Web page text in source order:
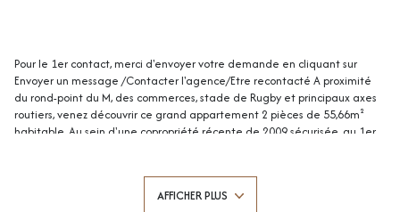
Pour le 1er contact, merci d'envoyer votre demande en cliquant sur
Envoyer un message /Contacter l'agence/Etre recontacté A proximité
du rond-point du M, des commerces, stade de Rugby et principaux axes
routiers, venez découvrir ce grand appartement 2 pièces de 55,66m²
habitable. Au sein d'une copropriété récente de 2009 sécurisée, au 1er
avec placard, salle de bain et WC séparés. Grande baie vitrée
apportant une belle luminosité + place de parking en sous-sol. Double
AFFICHER PLUS